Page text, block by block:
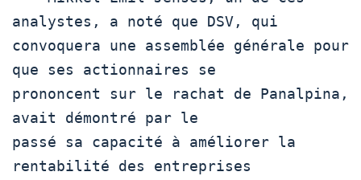
analystes, a noté que DSV, qui
convoquera une assemblée générale pour
que ses actionnaires se
prononcent sur le rachat de Panalpina,
avait démontré par le
passé sa capacité à améliorer la
rentabilité des entreprises